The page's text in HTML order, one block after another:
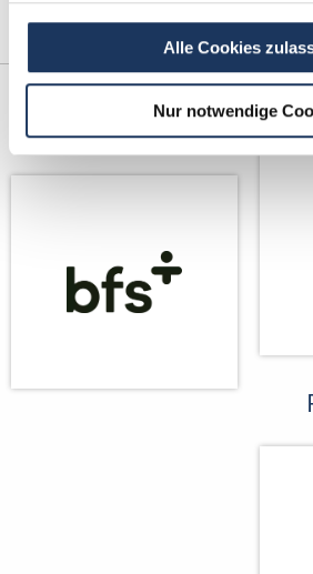
Alle Cookies
Nur notwendige
Kooperations-
Partner